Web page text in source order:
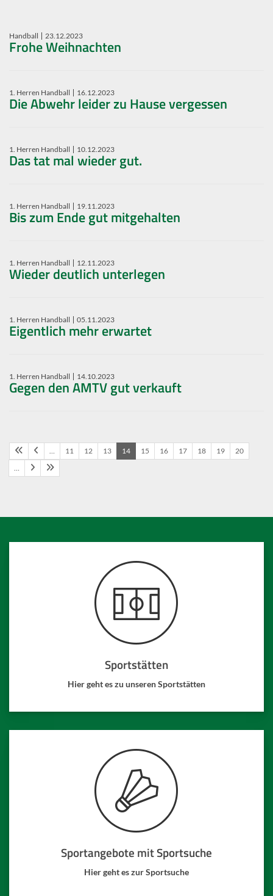
Handball 23.12.2023
Frohe Weihnachten
1. Herren Handball 16.12.2023
Die Abwehr leider zu Hause vergessen
1. Herren Handball 10.12.2023
Das tat mal wieder gut.
1. Herren Handball 19.11.2023
Bis zum Ende gut mitgehalten
1. Herren Handball 12.11.2023
Wieder deutlich unterlegen
1. Herren Handball 05.11.2023
Eigentlich mehr erwartet
1. Herren Handball 14.10.2023
Gegen den AMTV gut verkauft
11 12 13 14 15 16 17 18 19
20
Sportstätten
Hier geht es zu unseren Sportstätten
Sportangebote mit Sportsuche
Hier geht es zur Sportsuche